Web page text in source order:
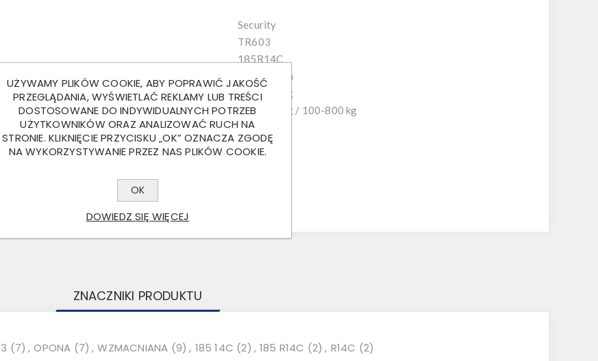
Security
TR603
185R14C
N-140 km/h
104-850 kg
102-850 kg / 100-800 kg
D
C
ZNACZNIKI PRODUKTU
(7) , OPONA (7) , WZMACNIANA (9) , 185 14C (2) , 185 R14C (2) , R14C (2)
UŻYWAMY PLIKÓW COOKIE, ABY POPRAWIĆ JAKOŚĆ
PRZEGLĄDANIA, WYŚWIETLAĆ REKLAMY LUB TREŚCI
DOSTOSOWANE DO INDYWIDUALNYCH POTRZEB
UŻYTKOWNIKÓW ORAZ ANALIZOWAĆ RUCH NA
STRONIE. KLIKNIĘCIE PRZYCISKU „OK” OZNACZA ZGODĘ
NA WYKORZYSTYWANIE PRZEZ NAS PLIKÓW COOKIE.
OK
DOWIEDZ SIĘ WIĘCEJ